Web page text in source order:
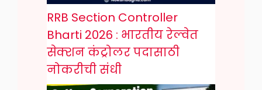
RRB Section Controller
Bharti 2026 : भारतीय रेल्वेत
सेक्शन कंट्रोलर पदासाठी
नोकरीची संधी